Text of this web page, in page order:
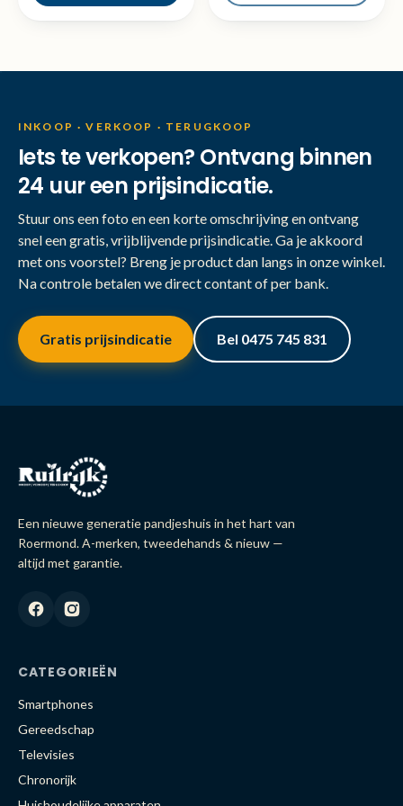
INKOOP · VERKOOP · TERUGKOOP
Iets te verkopen? Ontvang binnen
24 uur een prijsindicatie.
Stuur ons een foto en een korte omschrijving en ontvang
snel een gratis, vrijblijvende prijsindicatie. Ga je akkoord
met ons voorstel? Breng je product dan langs in onze winkel.
Na controle betalen we direct contant of per bank.
Gratis prijsindicatie Bel 0475 745 831
Een nieuwe generatie pandjeshuis in het hart van
Roermond. A-merken, tweedehands & nieuw —
altijd met garantie.
CATEGORIEËN
Smartphones
Gereedschap
Televisies
Chronorijk